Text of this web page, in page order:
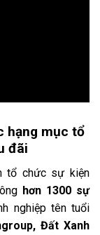
hạng mục tổ
đãi
tổ chức sự kiện
hơn 1300 sự
nghiệp tên tuổi
Đất Xanh